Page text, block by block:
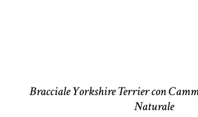
Bracciale Yorkshire Terrier con
Naturale